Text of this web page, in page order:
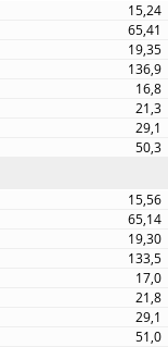
15,24
65,41
19,35
136,9
16,8
21,3
29,1
50,3
15,56
65,14
19,30
133,5
17,0
21,8
29,1
51,0